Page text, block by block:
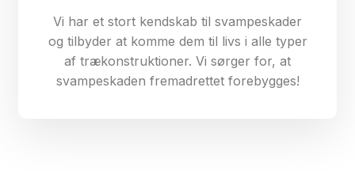
Vi har et stort kendskab til svampeskader
og tilbyder at komme dem til livs i alle typer
af trækonstruktioner. Vi sørger for, at
svampeskaden fremadrettet forebygges!